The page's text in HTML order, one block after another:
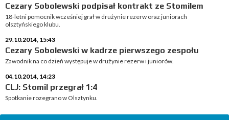
Cezary Sobolewski podpisał kontrakt ze Stomilem
18-letni pomocnik wcześniej grał w drużynie rezerw oraz juniorach
olsztyńskiego klubu.
29.10.2014, 15:43
Cezary Sobolewski w kadrze pierwszego zespołu
Zawodnik na co dzień występuje w drużynie rezerw i juniorów.
04.10.2014, 14:23
CLJ: Stomil przegrał 1:4
Spotkanie rozegrano w Olsztynku.